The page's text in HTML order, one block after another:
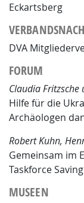
Eckartsberg
DVA
FORUM
Claudia Fritzsche
Hilfe für die
Archäologen
RobertKuhn, H
Gemeinsam im
Taskforce
MUSEEN